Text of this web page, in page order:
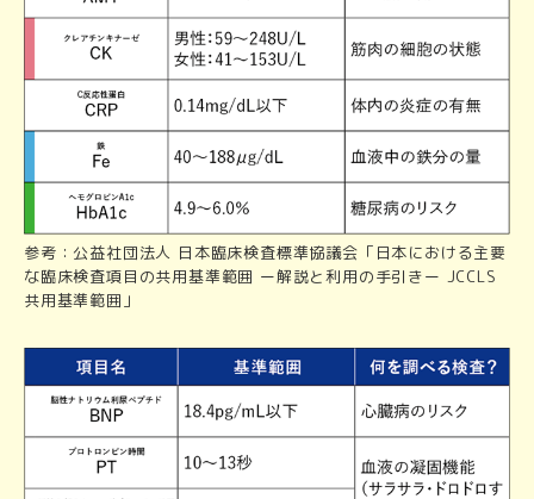
参考：公益社団法人 日本臨床検査標準協議会「日本における主要
な臨床検査項目の共用基準範囲 ー解説と利用の手引きー JCCLS
共用基準範囲」